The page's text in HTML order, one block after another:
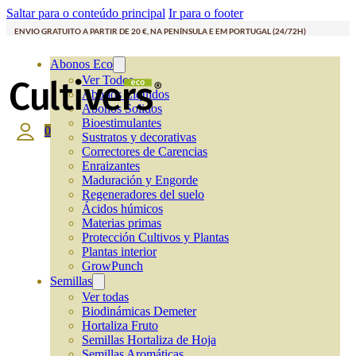
Saltar para o conteúdo principal Ir para o footer
ENVIO GRATUITO A PARTIR DE 20 €, NA PENÍNSULA E EM PORTUGAL (24/72H)
Abonos Eco
Ver Todos
Abonos Líquidos
Abonos Solidos
Bioestimulantes
Sustratos y decorativas
Correctores de Carencias
Enraizantes
Maduración y Engorde
Regeneradores del suelo
Ácidos húmicos
Materias primas
Protección Cultivos y Plantas
Plantas interior
GrowPunch
Semillas
Ver todas
Biodinámicas Demeter
Hortaliza Fruto
Semillas Hortaliza de Hoja
0